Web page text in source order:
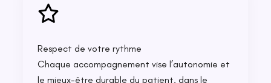
Respect de votre rythme
Chaque accompagnement vise l’autonomie et
le mieux-être durable du patient, dans le